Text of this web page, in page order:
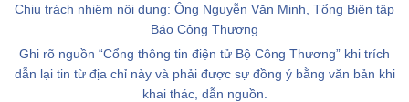
Chịu trách nhiệm nội dung: Ông Nguyễn Văn Minh, Tổng Biên tập
Báo Công Thương
Ghi rõ nguồn “Cổng thông tin điện tử Bộ Công Thương” khi trích
dẫn lại tin từ địa chỉ này và phải được sự đồng ý bằng văn bản khi
khai thác, dẫn nguồn.